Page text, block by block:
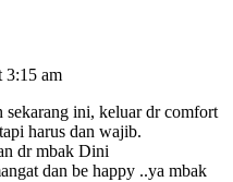
3:15 am
sekarang ini, keluar dr comfort
harus dan wajib.
dr mbak Dini
dan be happy ..ya mbak